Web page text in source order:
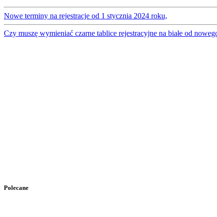
Nowe terminy na rejestracje od 1 stycznia 2024 roku,
Czy muszę wymieniać czarne tablice rejestracyjne na białe od
Polecane